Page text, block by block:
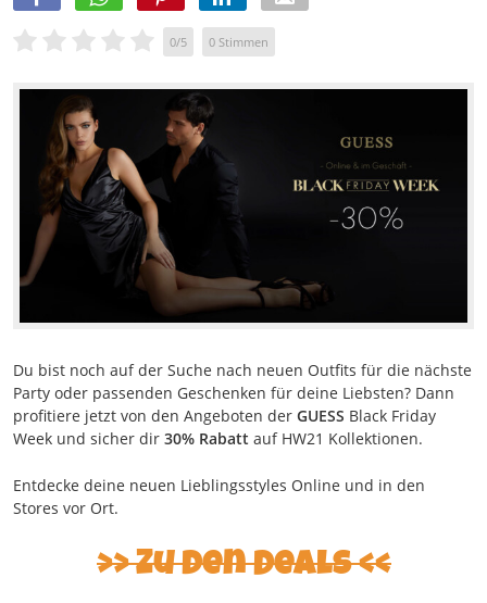
0/5 0 Stimmen
Du bist noch auf der Suche nach neuen Outfits für die nächste
Party oder passenden Geschenken für deine Liebsten? Dann
profitiere jetzt von den Angeboten der GUESS Black Friday
Week und sicher dir 30% Rabatt auf HW21 Kollektionen.
Entdecke deine neuen Lieblingsstyles Online und in den
Stores vor Ort.
Zu den Deals